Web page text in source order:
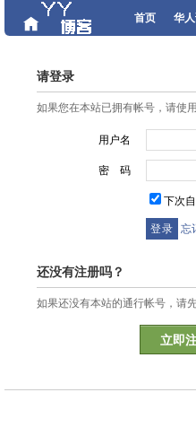
首页 华
请登录
如果您在本站已拥有帐号，请使
用户名
密 码
下次
忘
还没有注册吗？
如果还没有本站的通行帐号，请
立即